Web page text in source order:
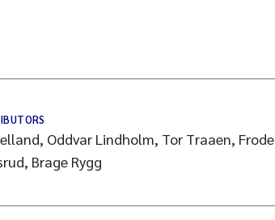
Oddvar Lindholm, Tor Traaen, Frode
Brage Rygg